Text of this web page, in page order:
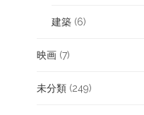
建築 (6)
映画 (7)
未分類 (249)